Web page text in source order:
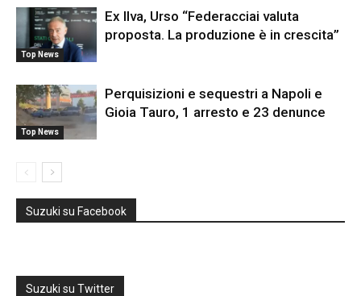
Top News
Ex Ilva, Urso “Federacciai valuta
proposta. La produzione è in crescita”
Top News
Perquisizioni e sequestri a Napoli e
Gioia Tauro, 1 arresto e 23 denunce
Suzuki su Facebook
Suzuki su Twitter